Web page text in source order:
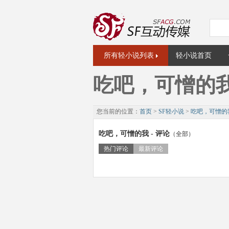
所有轻小说列表
轻小说首页
吃吧，可憎的
您当前的位置： 首页 > SF轻小说 > 吃吧，可憎的
吃吧，可憎的我 - 评论 （全部）
热门评论 最新评论